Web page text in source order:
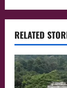
n
a
v
i
RELATED